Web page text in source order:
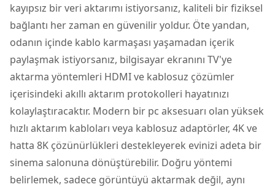
kayıpsız bir veri aktarımı istiyorsanız, kaliteli bir fiziksel
bağlantı her zaman en güvenilir yoldur. Öte yandan,
odanın içinde kablo karmaşası yaşamadan içerik
paylaşmak istiyorsanız, bilgisayar ekranını TV'ye
aktarma yöntemleri HDMI ve kablosuz çözümler
içerisindeki akıllı aktarım protokolleri hayatınızı
kolaylaştıracaktır. Modern bir pc aksesuarı olan yüksek
hızlı aktarım kabloları veya kablosuz adaptörler, 4K ve
hatta 8K çözünürlükleri destekleyerek evinizi adeta bir
sinema salonuna dönüştürebilir. Doğru yöntemi
belirlemek, sadece görüntüyü aktarmak değil, aynı